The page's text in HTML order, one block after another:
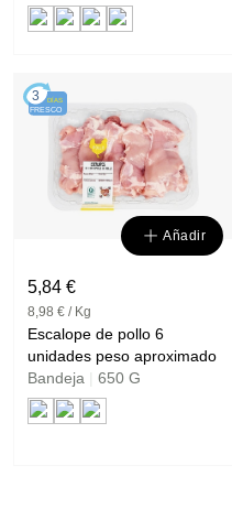
3 DÍAS
FRESCO
Añadir
5,84 €
8,98 € / Kg
Escalope de pollo 6
unidades peso aproximado
Bandeja
650 G